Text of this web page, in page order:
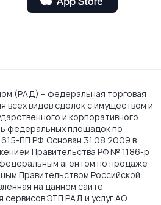
(РАД) – федеральная торговая
всех видов сделок с имуществом и
и корпоративного
федеральных площадок по
ПП РФ. Основан 31.08.2009 в
Правительства РФ № 1186-р
агентом по продаже
Правительством Российской
на данном сайте
ЭТП РАД и услуг АО